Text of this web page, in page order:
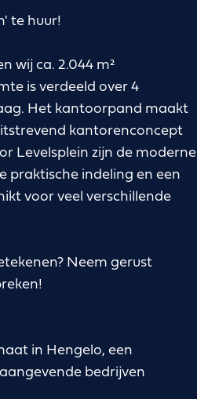
te huur!
wij ca. 2.044 m²
is verdeeld over 4
Het kantoorpand maakt
kantorenconcept
Levelsplein zijn de moderne
praktische indeling en een
voor veel verschillende
Neem gerust
in Hengelo, een
bedrijven